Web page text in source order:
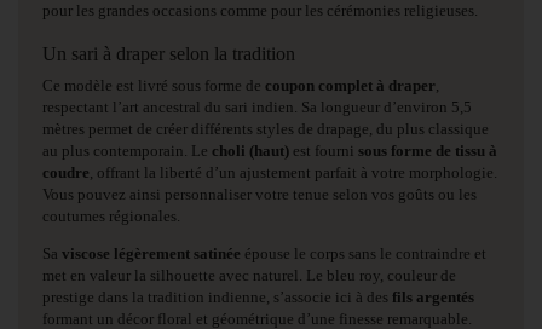
pour les grandes occasions comme pour les cérémonies religieuses.
Un sari à draper selon la tradition
Ce modèle est livré sous forme de coupon complet à draper
respectant l’art ancestral du sari indien. Sa longueur d’environ 5,5
mètres permet de créer différents styles de drapage, du plus classique
au plus contemporain. Le choli (haut) est fourni sous forme de tissu à
coudre , offrant la liberté d’un ajustement parfait à votre morphologie.
Vous pouvez ainsi personnaliser votre tenue selon vos goûts ou les
coutumes régionales.
Sa viscose légèrement satinée épouse le corps sans le contraindre et
met en valeur la silhouette avec naturel. Le bleu roy, couleur de
prestige dans la tradition indienne, s’associe ici à des fils argentés
formant un décor floral et géométrique d’une finesse remarquable.